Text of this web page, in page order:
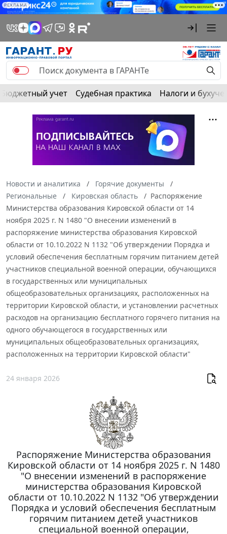
РЕКЛАМА
Бюджетный учет Судебная практика Налоги и
Новости и аналитика
Горячие документы
Региональные
Кировская область
Распоряжение
Министерства образования Кировской области от 14
ноября 2025 г. N 1480 "О внесении изменений в
распоряжение министерства образования Кировской
области от 10.10.2022 N 1132 "Об утверждении Порядка и
условий обеспечения бесплатным горячим питанием детей
участников специальной военной операции, обучающихся
в государственных или муниципальных
общеобразовательных организациях, расположенных на
территории Кировской области, и установлении расчетных
расходов на организацию бесплатного горячего питания на
одного обучающегося в государственных или
муниципальных общеобразовательных организациях,
расположенных на территории Кировской области"
24 января 2026
Распоряжение Министерства образования
Кировской области от 14 ноября 2025 г. N 1480
"О внесении изменений в распоряжение
министерства образования Кировской
области от 10.10.2022 N 1132 "Об утверждении
Порядка и условий обеспечения бесплатным
горячим питанием детей участников
специальной военной операции,